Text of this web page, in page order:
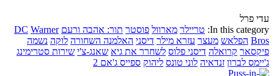
עדי פרל
In this category: טריילר מארוול פוסטר תור: אהבה ורעם DC Warner
Bros הפלאש מעצר עזרא מילר דיסני האלמנה השחורה לוקה נשמה
פיקסאר קרואלה דיסני פלוס לשחרר את גיא שאנג-צ'י שירות סטרימינג
ג'יימס לברון זנדאיה לוני טונס ליהוק ספייס ג'אם 2